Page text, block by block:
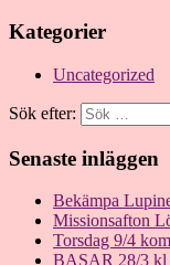
Kategorier
Uncategorized
Sök efter:
Senaste inläggen
Bekämpa
Missionsafton
Torsdag 9/4
BASAR 28/3 kl